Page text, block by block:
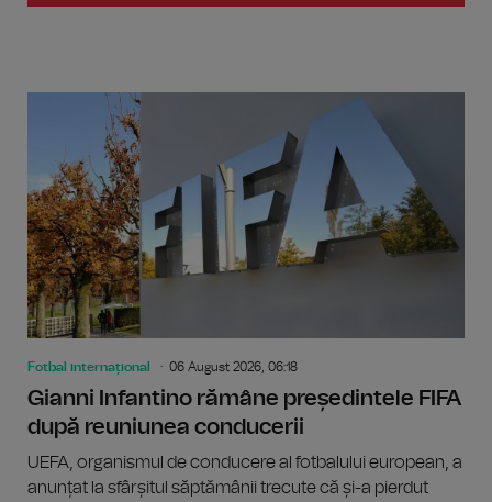
Fotbal internațional 06 August 2026, 06:18
Gianni Infantino rămâne președintele FIFA
după reuniunea conducerii
UEFA, organismul de conducere al fotbalului european, a
anunțat la sfârșitul săptămânii trecute că și-a pierdut